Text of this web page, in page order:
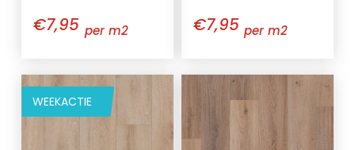
€7,95 per m2 €7,95 per m2
WEEKACTIE